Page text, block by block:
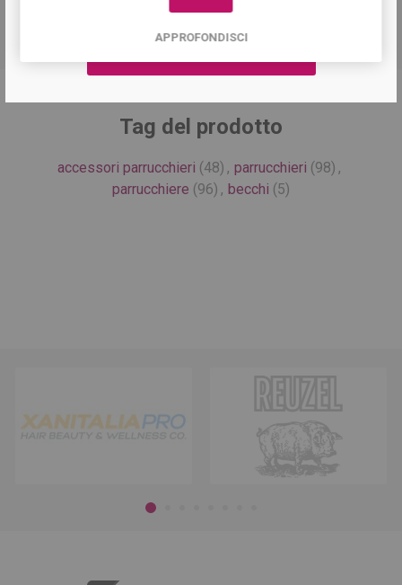
Tag del prodotto
accessori parrucchieri (48) , parrucchieri (98) ,
parrucchiere (96) , becchi (5)
APPROFONDISCI